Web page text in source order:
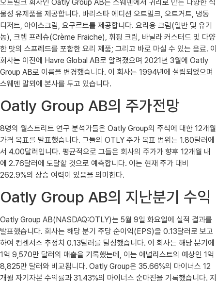
오트밀크 회사인 Oatly Group AB는 스웨덴에서 귀리로 만든 다양한 식
물성 유제품을 제공합니다. 바리스타 에디션 오트밀크, 오트거트, 냉동
디저트, 아이스크림, 요구르트를 제공합니다. 요리용 크림(일반 및 유기
농), 크렘 프레슈(Crème Fraiche), 휘핑 크림, 바닐라 커스터드 및 다양
한 맛의 스프레드를 포함한 요리 제품; 그리고 바로 마실 수 있는 음료. 이
회사는 이전에 Havre Global AB로 알려졌으며 2021년 3월에 Oatly
Group AB로 이름을 변경했습니다. 이 회사는 1994년에 설립되었으며
스웨덴 말뫼에 본사를 두고 있습니다.
Oatly Group AB의 주가전망
8명의 월스트리트 연구 분석가들은 Oatly Group의 주식에 대한 12개월
가격 목표를 발표했습니다. 그들의 OTLY 주가 목표 범위는 1.80달러에
서 4.00달러입니다. 평균적으로 그들은 회사의 주가가 향후 12개월 내
에 2.76달러에 도달할 것으로 예측합니다. 이는 현재 주가 대비
262.9%의 상승 여력이 있음을 의미한다.
Oatly Group AB의 지난분기 수익
Oatly Group AB(NASDAQ:OTLY)는 5월 9일 화요일에 실적 결과를
발표했습니다. 회사는 해당 분기 주당 순이익(EPS)을 0.13달러로 보고
하여 컨센서스 추정치 0.13달러를 달성했습니다. 이 회사는 해당 분기에
1억 9,570만 달러의 매출을 기록했는데, 이는 애널리스트의 예상인 1억
8,825만 달러와 비교됩니다. Oatly Group은 35.66%의 마이너스 12
개월 자기자본 수익률과 31.43%의 마이너스 순마진을 기록했습니다. 지